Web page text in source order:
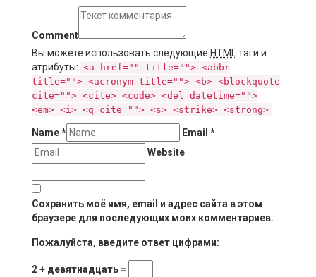
Comment
Вы можете использовать следующие HTML
тэги и
атрибуты: <a href="" title=""> <abbr
title=""> <acronym title=""> <b> <blockquote
cite=""> <cite> <code> <del datetime="">
<em> <i> <q cite=""> <s> <strike> <strong>
Name* Email *
Website
Сохранить моё имя, email и адрес сайта в этом
браузере для последующих моих комментариев.
Пожалуйста, введите ответ цифрами:
2 + девятнадцать =